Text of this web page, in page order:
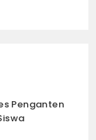
Penganten